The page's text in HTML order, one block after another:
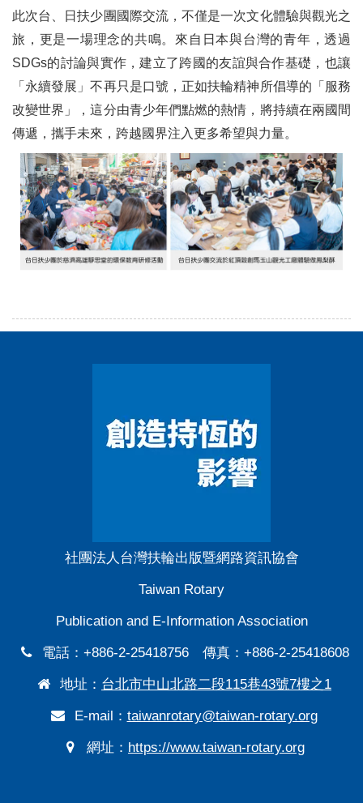
此次台、日扶少團國際交流，不僅是一次文化體驗與觀光之
旅，更是一場理念的共鳴。來自日本與台灣的青年，透過
SDGs的討論與實作，建立了跨國的友誼與合作基礎，也讓
「永續發展」不再只是口號，正如扶輪精神所倡導的「服務
改變世界」，這分由青少年們點燃的熱情，將持續在兩國間
傳遞，攜手未來，跨越國界注入更多希望與力量。
社團法人台灣扶輪出版暨網路資訊協會
Taiwan Rotary
Publication and E-Information Association
電話：+886-2-25418756 傳真：+886-2-25418608
地址： 台北市中山北路二段115巷43號7樓之1
E-mail： taiwanrotary@taiwan-rotary.org
網址： https://www.taiwan-rotary.org